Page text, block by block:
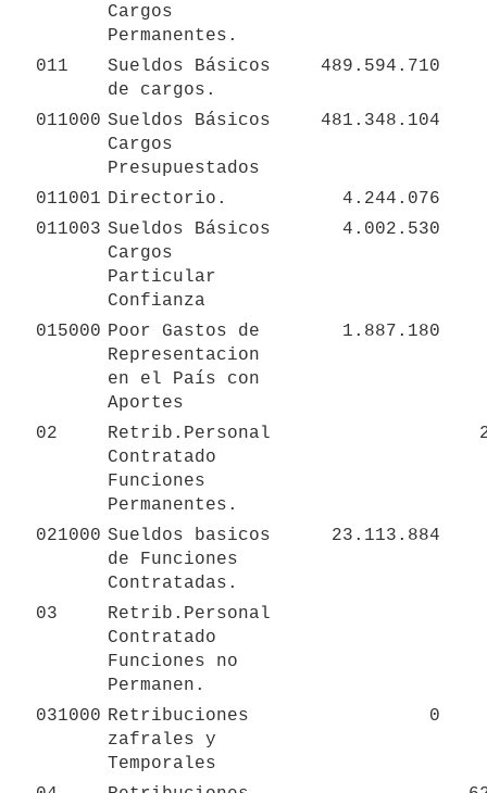
Cargos
Permanentes.
011
Sueldos Básicos
de cargos.
489.594.710
011000 Sueldos Básicos
Cargos
Presupuestados
481.348.104
011001 Directorio.
4.244.076
011003 Sueldos Básicos
Cargos
Particular
Confianza
4.002.530
015000 Poor Gastos de
Representacion
en el País con
Aportes
1.887.180
02
Retrib.Personal
Contratado
Funciones
Permanentes.
021000 Sueldos basicos
de Funciones
Contratadas.
23.113.884
03
Retrib.Personal
Contratado
Funciones no
Permanen.
031000 Retribuciones
zafrales y
Temporales
0